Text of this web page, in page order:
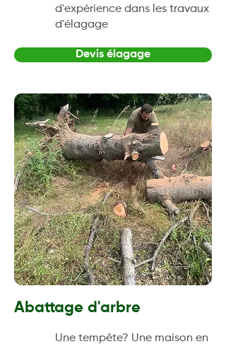
d'expérience dans les travaux
d'élagage
Devis élagage
Abattage d'arbre
Une tempête? Une maison en